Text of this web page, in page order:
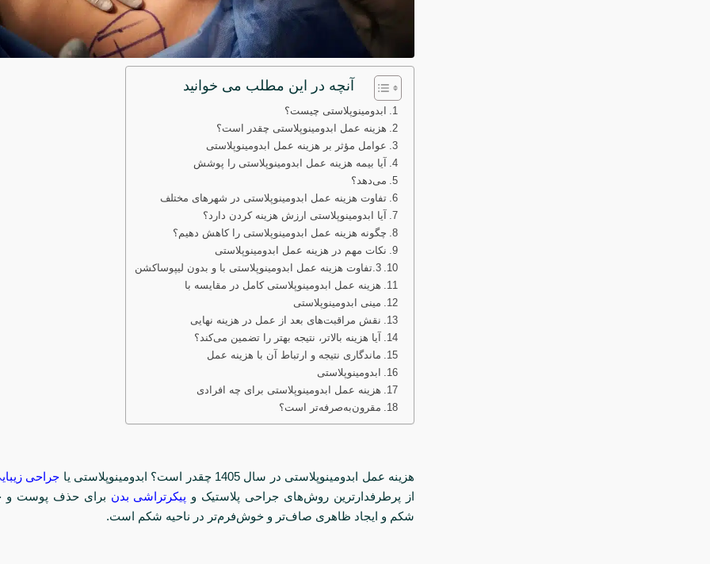
آنچه در این مطلب می خوانید
ابدومینوپلاستی چیست؟
هزینه عمل ابدومینوپلاستی چقدر است؟
عوامل مؤثر بر هزینه عمل ابدومینوپلاستی
آیا بیمه هزینه عمل ابدومینوپلاستی را پوشش
می‌دهد؟
تفاوت هزینه عمل ابدومینوپلاستی در شهرهای مختلف
آیا ابدومینوپلاستی ارزش هزینه کردن دارد؟
چگونه هزینه عمل ابدومینوپلاستی را کاهش دهیم؟
نکات مهم در هزینه عمل ابدومینوپلاستی
3.تفاوت هزینه عمل ابدومینوپلاستی با و بدون لیپوساکشن
هزینه عمل ابدومینوپلاستی کامل در مقایسه با
مینی ابدومینوپلاستی
نقش مراقبت‌های بعد از عمل در هزینه نهایی
آیا هزینه بالاتر، نتیجه بهتر را تضمین می‌کند؟
ماندگاری نتیجه و ارتباط آن با هزینه عمل
ابدومینوپلاستی
هزینه عمل ابدومینوپلاستی برای چه افرادی
مقرون‌به‌صرفه‌تر است؟
هزینه عمل ابدومینوپلاستی در سال 1405 چقدر است؟ ابدومینوپلاستی یا جراحی
از پرطرفدارترین روش‌های جراحی پلاستیک و پیکرتراشی بدن برای حذف پوست و
شکم و ایجاد ظاهری صاف‌تر و خوش‌فرم‌تر در ناحیه شکم است.